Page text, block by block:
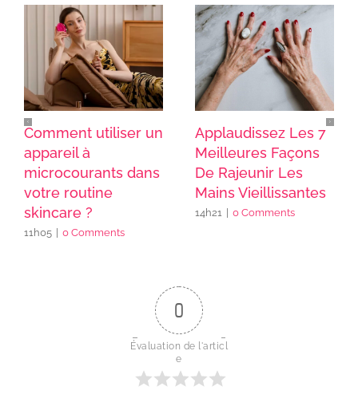
Comment utiliser un
appareil à
microcourants dans
votre routine
skincare ?
11h05 0 Comments
Applaudissez Les 7
Meilleures Façons
De Rajeunir Les
Mains Vieillissantes
14h21 0 Comments
0
Évaluation de l'articl
e